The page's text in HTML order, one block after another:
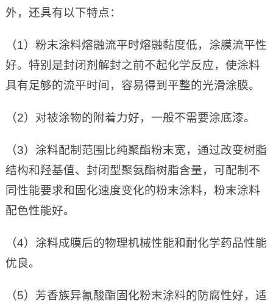
外，还具有以下特点：
（1）粉末涂料熔融流平时熔融黏度低，涂膜流平性
好。特别是封闭剂解封之前不起化学反应，使涂料
具有足够的流平时间，容易得到平整的光滑涂膜。
（2）对被涂物的附着力好，一般不需要涂底漆。
（3）涂料配制范围比纯聚酯粉末宽，通过改变树脂
结构和羟基值、封闭型聚氨酯树脂含量，可配制不
同性能要求和固化速度变化的粉末涂料，粉末涂料
配色性能好。
（4）涂料成膜后的物理机械性能和耐化学药品性能
优良。
（5）芳香族异氰酸酯固化粉末涂料的防腐性好，适